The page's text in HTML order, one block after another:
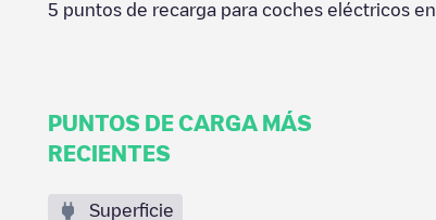
5 puntos de recarga para coches eléctricos en
PUNTOS DE CARGA MÁS
RECIENTES
Superficie